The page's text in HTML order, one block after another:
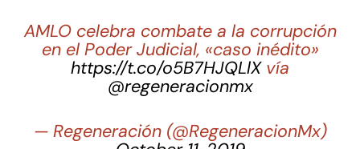
AMLO celebra combate a la corrupción
en el Poder Judicial, «caso inédito»
https://t.co/o5B7HJQLlXvía
@regeneracionmx
— Regeneración (@RegeneracionMx)